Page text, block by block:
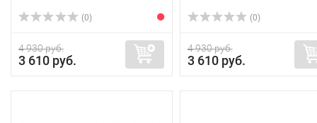
(0)
4 930 руб.
3 610 руб.
(0)
4 930 руб.
3 610 руб.